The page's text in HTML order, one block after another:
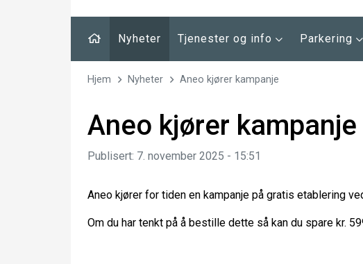
Nyheter Tjenester og info Parkering
Hjem Nyheter Aneo kjører kampanje
Aneo kjører kampanje
Publisert: 7. november 2025 - 15:51
Aneo kjører for tiden en kampanje på gratis etablering
Om du har tenkt på å bestille dette så kan du spare kr.